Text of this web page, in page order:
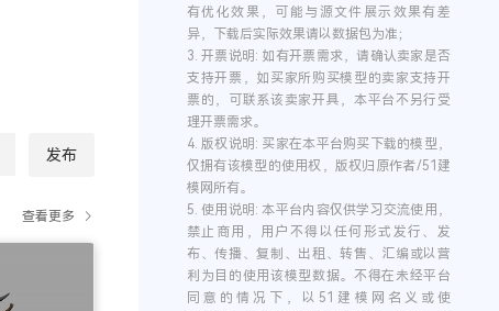
发布
查看更多
有优化效果，可能与源文件展示效果有差
异，下载后实际效果请以数据包为准；
3.开票说明: 如有开票需求，请确认卖家是否
支持开票，如买家所购买模型的卖家支持开
票的，可联系该卖家开具，本平台不另行受
理开票需求。
4.版权说明: 买家在本平台购买下载的模型，
仅拥有该模型的使用权，版权归原作者/51建
模网所有。
5.使用说明: 本平台内容仅供学习交流使用，
禁止商用，用户不得以任何形式发行、发
布、传播、复制、出租、转售、汇编或以营
利为目的使用该模型数据。不得在未经平台
同意的情况下，以51建模网名义或使